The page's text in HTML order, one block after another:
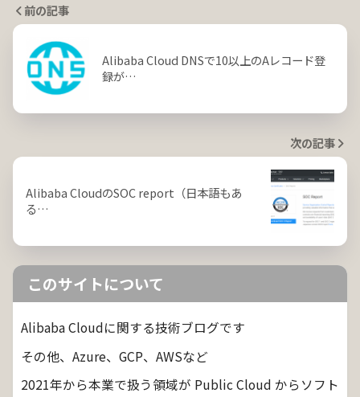
前の記事
Alibaba Cloud DNSで10以上のAレコード登
録が…
次の記事
Alibaba CloudのSOC report（日本語もあ
る…
このサイトについて
Alibaba Cloudに関する技術ブログです
その他、Azure、GCP、AWSなど
2021年から本業で扱う領域が Public Cloud からソフト